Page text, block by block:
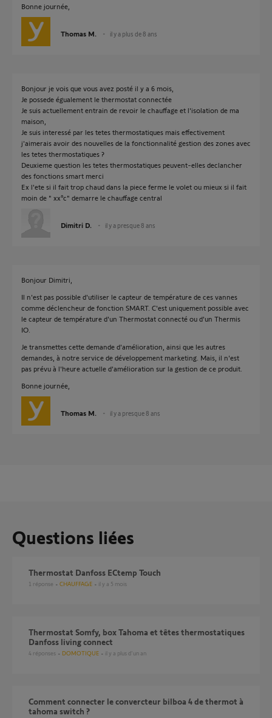
Bonne journée,
Thomas M. il y a plus de 8 ans
Bonjour je vois que vous avez posté il y a 6 mois,
Je possede égualement le thermostat connectée
Je suis actuellement entrain de revoir le chauffage et l'isolation de ma
maison,
Je suis interessé par les tetes thermostatiques mais effectivement
j'aimerais avoir des nouvelles de la fonctionnalité gestion des zones avec
les tetes thermostatiques ?
Deuxieme question les tetes thermostatiques peuvent-elles declancher
des fonctions smart merci
Ex l'ete si il fait trop chaud dans la piece ferme le volet ou mieux si il fait
moin de " xx°c" demarre le chauffage central
Dimitri D. il y a presque 8 ans
Bonjour Dimitri,
Il n'est pas possible d'utiliser le capteur de température de ces vannes
comme déclencheur de fonction SMART. C'est uniquement possible avec
le capteur de température d'un Thermostat connecté ou d'un Thermis
IO.
Je transmettes cette demande d'amélioration, ainsi que les autres
demandes, à notre service de développement marketing. Mais, il n'est
pas prévu à l'heure actuelle d'amélioration sur la gestion de ce produit.
Bonne journée,
Thomas M. il y a presque 8 ans
Questions liées
Thermostat Danfoss ECtemp Touch
1 réponse CHAUFFAGE il y a 5 mois
Thermostat Somfy, box Tahoma et têtes thermostatiques
Danfoss living connect
4 réponses DOMOTIQUE il y a plus d'un an
Comment connecter le convercteur bilboa 4 de thermot à
tahoma switch ?